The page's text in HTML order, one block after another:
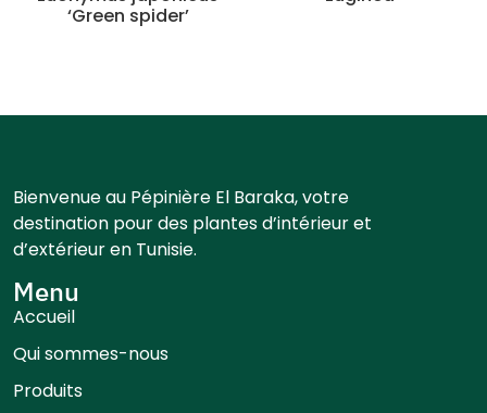
‘Green spider’
Bienvenue au Pépinière El Baraka, votre
destination pour des plantes d’intérieur et
d’extérieur en Tunisie.
Menu
Accueil
Qui sommes-nous
Produits